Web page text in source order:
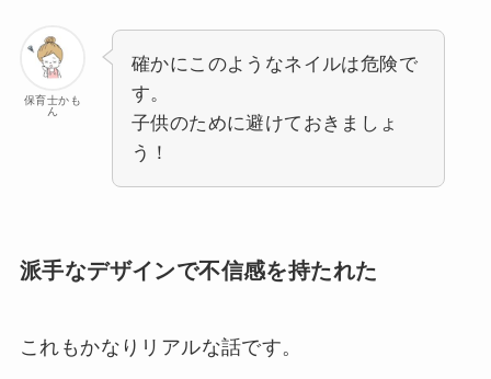
保育士かも
ん
確かにこのようなネイルは危険で
す。
子供のために避けておきましょ
う！
派手なデザインで不信感を持たれた
これもかなりリアルな話です。